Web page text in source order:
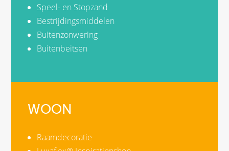
Speel- en Stopzand
Bestrijdingsmiddelen
Buitenzonwering
Buitenbeitsen
WOON
Raamdecoratie